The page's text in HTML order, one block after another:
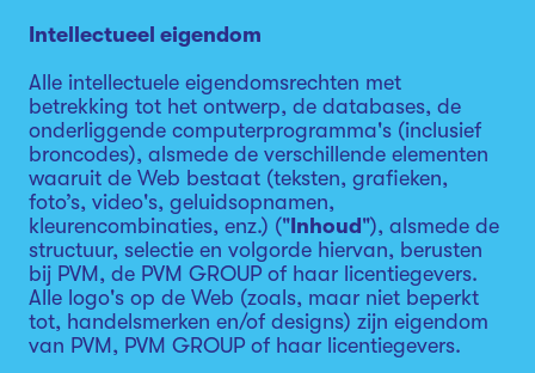
Intellectueel eigendom
Alle intellectuele eigendomsrechten met
betrekking tot het ontwerp, de databases, de
onderliggende computerprogramma's (inclusief
broncodes), alsmede de verschillende elementen
waaruit de Web bestaat (teksten, grafieken,
foto’s, video's, geluidsopnamen,
kleurencombinaties, enz.) (" Inhoud "), alsmede de
structuur, selectie en volgorde hiervan, berusten
bij PVM, de PVM GROUP of haar licentiegevers.
Alle logo's op de Web (zoals, maar niet beperkt
tot, handelsmerken en/of designs) zijn eigendom
van PVM, PVM GROUP of haar licentiegevers.